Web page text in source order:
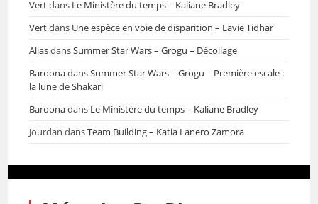
Vertdans Le Ministère du temps – Kaliane Bradley
Vertdans Une espèce en voie de disparition – Lavie Tidhar
AliasdansSummer Star Wars – Grogu – Décollage
BaroonadansSummer Star Wars – Grogu – Première escale :
la lune de Shakari
Baroonadans Le Ministère du temps – Kaliane Bradley
Jourdan dansTeam Building – Katia Lanero Zamora